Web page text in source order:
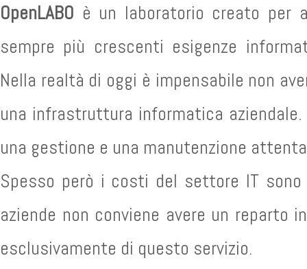
OpenLABO è un laboratorio creato per
sempre più crescenti esigenze
Nella realtà di oggi è impensabile non
una infrastruttura informatica
una gestione e una manutenzione
Spesso però i costi del settore IT
aziende non conviene avere un reparto
esclusivamente di questo servizio.